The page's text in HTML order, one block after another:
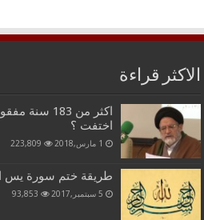
الاكثر قراءة
اكثر من 183
اختفت ؟
1 مارس,2018 223,809
طريقة ختم سورة يس
5 سبتمبر,2017 93,853